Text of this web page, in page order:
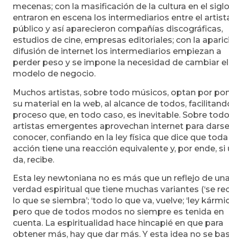
mecenas; con la masificación de la cultura en el
entraron en escena los intermediarios entre el
público y así aparecieron compañías discográficas,
estudios de cine, empresas editoriales; con la
difusión de internet los intermediarios empiezan a
perder peso y se impone la necesidad de cambiar el
modelo de negocio.
Muchos artistas, sobre todo músicos, optan por
su material en la web, al alcance de todos,
proceso que, en todo caso, es inevitable. Sobre
artistas emergentes aprovechan internet para
conocer, confiando en la ley física que dice que toda
acción tiene una reacción equivalente y, por ende, si
da, recibe.
Esta ley newtoniana no es más que un reflejo de
verdad espiritual que tiene muchas variantes (‘se
lo que se siembra’; ‘todo lo que va, vuelve; ‘ley
pero que de todos modos no siempre es tenida en
cuenta. La espiritualidad hace hincapié en que para
obtener más, hay que dar más. Y esta idea no se